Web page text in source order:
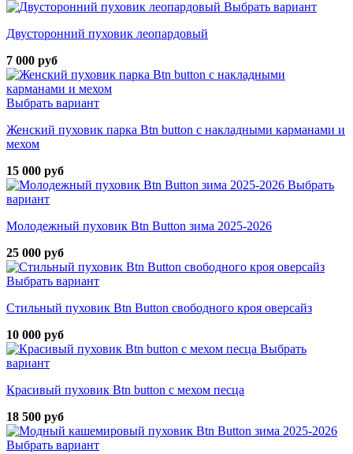
Выбрать вариант
Двусторонний пуховик леопардовый
7 000 руб
Выбрать вариант
Женский пуховик парка Btn button с накладными карманами и
мехом
15 000 руб
Выбрать
вариант
Молодежный пуховик Btn Button зима 2025-2026
25 000 руб
Выбрать вариант
Стильный пуховик Btn Button свободного кроя оверсайз
10 000 руб
Выбрать
вариант
Красивый пуховик Btn button с мехом песца
18 500 руб
Выбрать вариант